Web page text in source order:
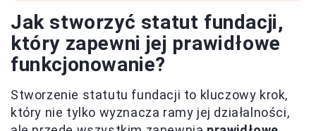
Jak stworzyć statut fundacji,
który zapewni jej prawidłowe
funkcjonowanie?
Stworzenie statutu fundacji to kluczowy krok,
który nie tylko wyznacza ramy jej działalności,